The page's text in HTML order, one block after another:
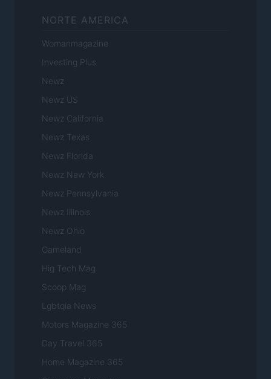
NORTE AMERICA
Womanmagazine
Investing Plus
Newz
Newz US
Newz California
Newz Texas
Newz Florida
Newz New York
Newz Pennsylvania
Newz Illinois
Newz Ohio
Gameland
Hig Tech Mag
Scoop Mag
Lgbtqia News
Motors Magazine 365
Day Travel 365
Home Magazine 365